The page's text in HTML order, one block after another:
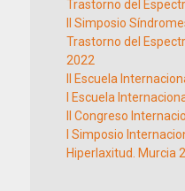
Trastorno del
II Simposio
Trastorno del
2022
II Escuela
I Escuela
II Congreso
I Simposio
Hiperlaxitud. Murcia